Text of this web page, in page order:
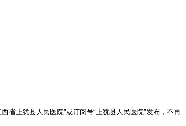
上犹县人民医院”或订阅号“上犹县人民医院”发布，不再